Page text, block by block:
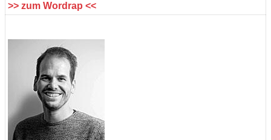
>> zum Wordrap <<